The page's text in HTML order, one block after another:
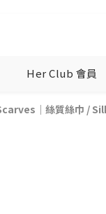
Her Club 會員
｜絲質絲巾 /